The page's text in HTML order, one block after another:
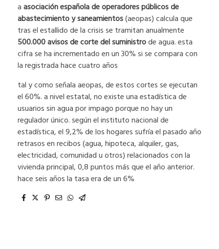
aasociación española de operadores públicos de
abastecimiento y saneamientos(aeopas) calcula que
tras el estallido de la crisis se tramitan anualmente
500.000 avisos de corte del suministrode agua. esta
cifra se ha incrementado en un 30% si se compara con
la registrada hace cuatro años
tal y como señala aeopas, de estos cortes se ejecutan
el 60%. a nivel estatal, no existe una estadística de
usuarios sin agua por impago porque no hay un
regulador único. según el instituto nacional de
estadística, el 9,2% de los hogares sufría el pasado año
retrasos en recibos (agua, hipoteca, alquiler, gas,
electricidad, comunidad u otros) relacionados con la
vivienda principal, 0,8 puntos más que el año anterior.
hace seis años la tasa era de un 6%